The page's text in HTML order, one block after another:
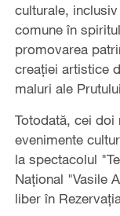
culturale,
comune în
promovarea
creației artistice
maluri ale
Totodată, cei
evenimente
la spectacolul
Național "Vasile
liber în